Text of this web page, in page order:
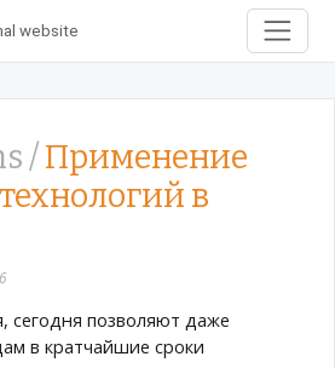
website
/Применение
в
позволяют даже
в кратчайшие сроки